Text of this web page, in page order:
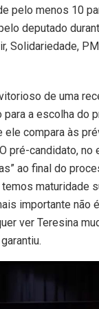
pelo menos 10
deputado
Solidariedade,
de uma
para a escolha do
ele compara às
pré-candidato, no
ao final do
maturidade
importante não
ver Teresina